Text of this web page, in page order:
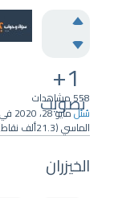
+1
تصويت
558مشاهدات
سُئلمايو 28، 2020
الماسي(21.3ألف
الخيزران